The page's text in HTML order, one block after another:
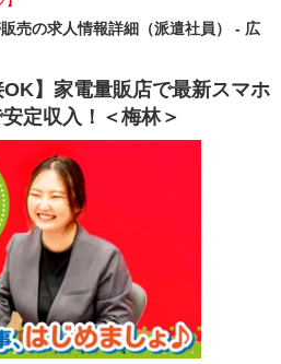
売の求人情報詳細（派遣社員） - 広
OK】家電量販店で最新スマホ
定収入！＜梅林＞